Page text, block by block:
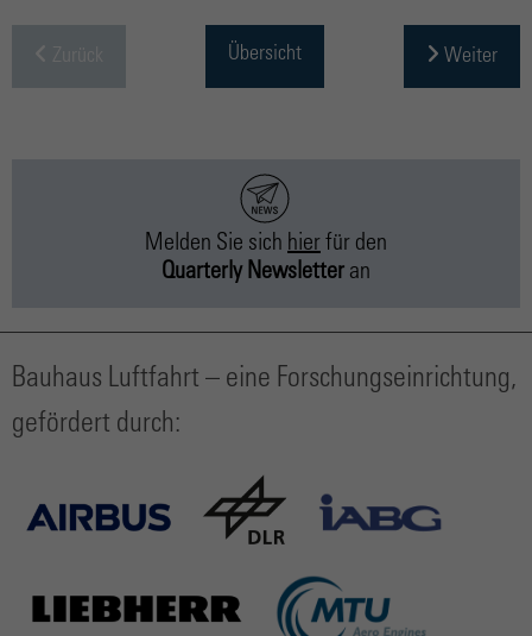
Zurück Übersicht Weiter
Melden Sie sich hier für den
Quarterly Newsletter an
Bauhaus Luftfahrt – eine Forschungseinrichtung,
gefördert durch: